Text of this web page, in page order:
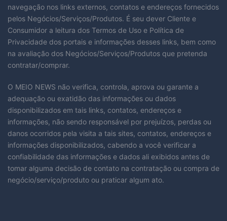
navegação nos links externos, contatos e endereços fornecidos
pelos Negócios/Serviços/Produtos. É seu dever Cliente e
Consumidor a leitura dos Termos de Uso e Política de
Privacidade dos portais e informações desses links, bem como
na avaliação dos Negócios/Serviços/Produtos que pretenda
contratar/comprar.
O MEIO NEWS não verifica, controla, aprova ou garante a
adequação ou exatidão das informações ou dados
disponibilizados em tais links, contatos, endereços e
informações, não sendo responsável por prejuízos, perdas ou
danos ocorridos pela visita a tais sites, contatos, endereços e
informações disponibilizados, cabendo a você verificar a
confiabilidade das informações e dados ali exibidos antes de
tomar alguma decisão de contato na contratação ou compra de
negócio/serviço/produto ou praticar algum ato.